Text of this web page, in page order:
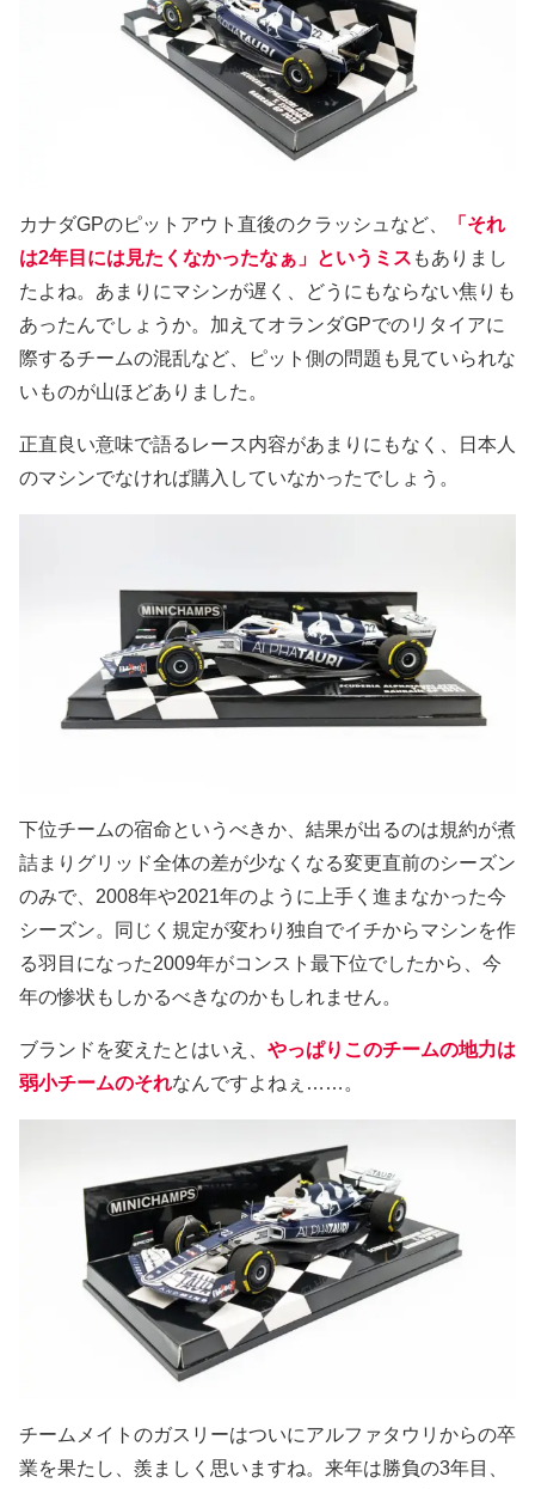
カナダGPのピットアウト直後のクラッシュなど、
「それ
は2年目には見たくなかったなぁ」というミス もありまし
たよね。あまりにマシンが遅く、どうにもならない焦りも
あったんでしょうか。加えてオランダGPでのリタイアに
際するチームの混乱など、ピット側の問題も見ていられな
いものが山ほどありました。
正直良い意味で語るレース内容があまりにもなく、日本人
のマシンでなければ購入していなかったでしょう。
下位チームの宿命というべきか、結果が出るのは規約が煮
詰まりグリッド全体の差が少なくなる変更直前のシーズン
のみで、2008年や2021年のように上手く進まなかった今
シーズン。同じく規定が変わり独自でイチからマシンを作
る羽目になった2009年がコンスト最下位でしたから、今
年の惨状もしかるべきなのかもしれません。
ブランドを変えたとはいえ、 やっぱりこのチームの地力は
弱小チームのそれなんですよねぇ……。
チームメイトのガスリーはついにアルファタウリからの卒
業を果たし、羨ましく思いますね。来年は勝負の3年目、